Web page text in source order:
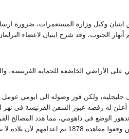
وكيل وزارة المستعمرات، ضرورة
حاكم أنهار الجنوب، وقد شرح ايتيان
على الأراضي الخاضعة للحماية الفرنيسة،
الى جليجليه، ولكن فور وصوله الى ابومي
بمعاهدة 1878 مع كونونو، كما أعلن له رفضه عبور
أراضيها الى قوة أجنبية (2).